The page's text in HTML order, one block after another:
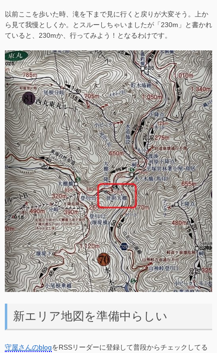
以前ここを歩いた時、滝を下まで見に行くと戻りが大変そう。上か
ら見て我慢としくか。とスルーしちゃいましたが「230m」と書かれ
ていると、230mか、行ってみよう！となるわけです。
新エリア地図を準備中らしい
守屋さんのblogをRSSリーダーに登録して普段からチェックしてる